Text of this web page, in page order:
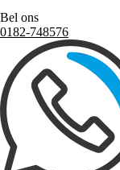
Bel ons
0182-748576